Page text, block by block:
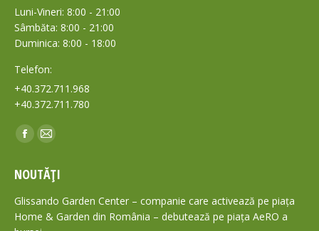
Luni-Vineri: 8:00 - 21:00
Sâmbăta: 8:00 - 21:00
Duminica: 8:00 - 18:00
Telefon:
+40.372.711.968
+40.372.711.780
Find us on:
Facebook
opens
in
new
Mail
opens
in
new
NOUTĂȚI
Glissando Garden Center – companie care activează pe piața
Home & Garden din România – debutează pe piața AeRO a